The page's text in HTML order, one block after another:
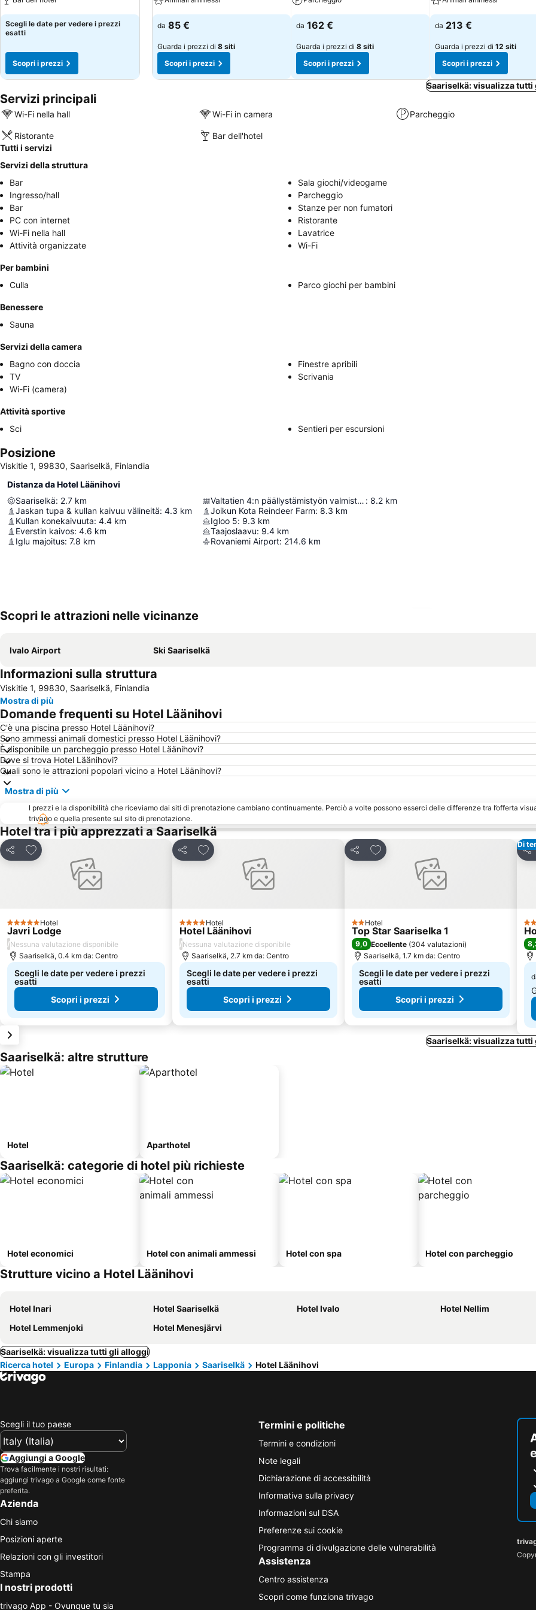
Scegli le date per vedere i prezzi
esatti
Scopri i prezzi
da 85 €
Guarda i prezzi di 8 siti
Scopri i prezzi
da 162 €
Guarda i prezzi di 8 siti
Scopri i prezzi
da 213 €
Guarda i prezzi di 12 siti
Scopri i prezzi
Saariselkä: visualizza tutti
Servizi principali
Wi-Fi nella hall Wi-Fi in camera Parcheggio
Ristorante
Bar dell'hotel
Tutti i servizi
Servizi della struttura
Bar
Sala giochi/videogame
Ingresso/hall
Parcheggio
Bar
Stanze per non fumatori
PC con internet
Ristorante
Wi-Fi nella hall
Lavatrice
Attività organizzate
Wi-Fi
Per bambini
Culla
Parco giochi per bambini
Benessere
Sauna
Servizi della camera
Bagno con doccia
Finestre apribili
TV
Scrivania
Wi-Fi (camera)
Attività sportive
Sci
Sentieri per escursioni
Posizione
Viskitie 1, 99830, Saariselkä, Finlandia
Distanza da Hotel Läänihovi
Saariselkä: 2.7 km
Jaskan tupa & kullan kaivuu välineitä: 4.3 km
Kullan konekaivuuta: 4.4 km
Everstin kaivos: 4.6 km
Iglu majoitus: 7.8 km
Valtatien 4:n päällystämistyön valmistumisen muistoksi 5.9.1978 : 8.2 km
Joikun Kota Reindeer Farm: 8.3 km
Igloo 5: 9.3 km
Taajoslaavu: 9.4 km
Rovaniemi Airport: 214.6 km
Scopri le attrazioni nelle vicinanze
Ivalo Airport Ski Saariselkä
Informazioni sulla struttura
Viskitie 1, 99830, Saariselkä, Finlandia
Mostra di più
Domande frequenti su Hotel Läänihovi
C'è una piscina presso Hotel Läänihovi?
Sono ammessi animali domestici presso Hotel Läänihovi?
È disponibile un parcheggio presso Hotel Läänihovi?
Dove si trova Hotel Läänihovi?
Quali sono le attrazioni popolari vicino a Hotel Läänihovi?
Mostra di più
I prezzi e la disponibilità che riceviamo dai siti di prenotazione cambiano continuamente. Perciò a volte possono esserci delle differenze tra l’offerta
trivago e quella presente sul sito di prenotazione.
Hotel tra i più apprezzati a Saariselkä
Condividi
Aggiungi ai preferiti
5 Stelle Hotel
Javri Lodge
/Nessuna valutazione disponibile
Saariselkä, 0.4 km da: Centro
Scegli le date per vedere i prezzi
esatti
Scopri i prezzi
Condividi
Aggiungi ai preferiti
4 StelleHotel
Hotel Läänihovi
/Nessuna valutazione disponibile
Saariselkä, 2.7 km da: Centro
Scegli le date per vedere i prezzi
esatti
Scopri i prezzi
Condividi
Aggiungi ai preferiti
2 Stelle
Hotel
Top Star Saariselka 1
9,0 Eccellente (304 valutazioni)
Saariselkä, 1.7 km da: Centro
Scegli le date per vedere i prezzi
esatti
Scopri i prezzi
Di
4
Saariselkä: visualizza tutti
Saariselkä: altre strutture
Hotel Aparthotel
Saariselkä: categorie di hotel più richieste
Hotel economici Hotel con animali ammessi Hotel con spa Hotel con parcheggio
Strutture vicino a Hotel Läänihovi
Hotel Inari Hotel Saariselkä Hotel Ivalo
Hotel Nellim
Hotel Lemmenjoki
Hotel Menesjärvi
Saariselkä: visualizza tutti gli alloggi
Ricerca hotel
Europa Finlandia Lapponia Saariselkä Hotel Läänihovi
Scegli il tuo paese
Aggiungi a Google
Trova facilmente i nostri risultati:
aggiungi trivago a Google come fonte
preferita.
Azienda
Chi siamo
Posizioni aperte
Relazioni con gli investitori
Stampa
I nostri prodotti
trivago App - Ovunque tu sia
Termini e politiche
Termini e condizioni
Note legali
Dichiarazione di accessibilità
Informativa sulla privacy
Informazioni sul DSA
Preferenze sui cookie
Programma di divulgazione delle vulnerabilità
Assistenza
Centro assistenza
Scopri come funziona trivago